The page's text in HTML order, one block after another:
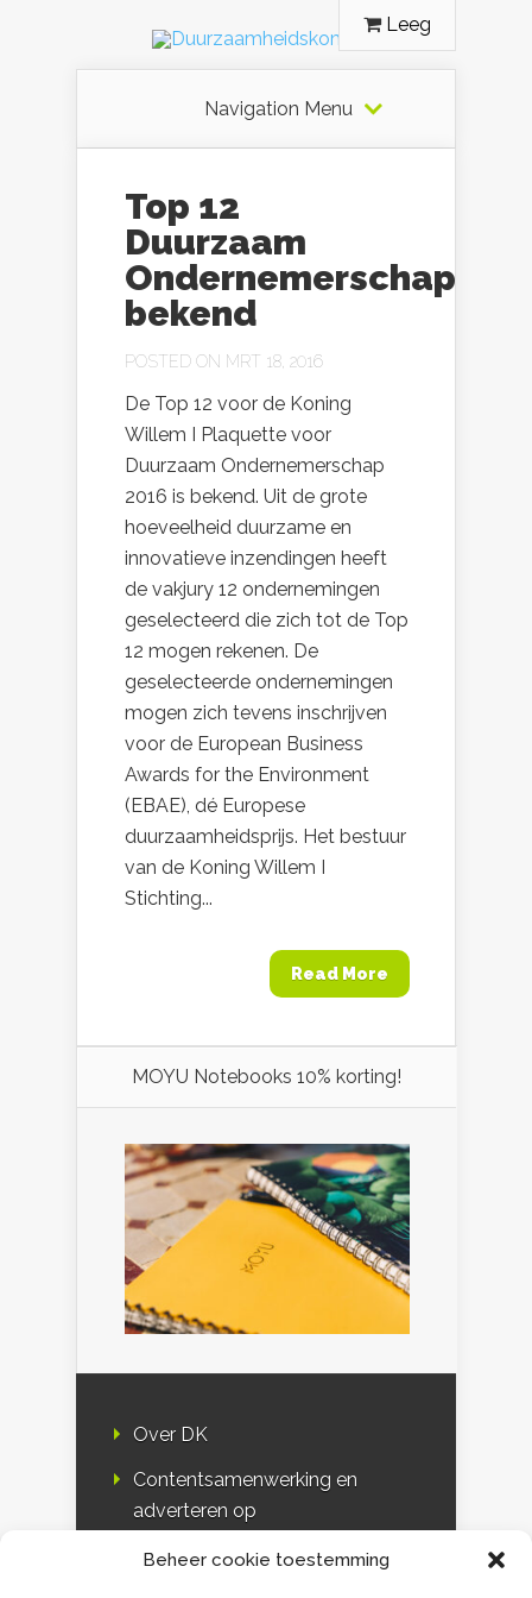
Beheer cookie toestemming
Leeg
Navigation Menu
Top 12
Duurzaam
Ondernemerschap
bekend
POSTED ON MRT 18, 2016
De Top 12 voor de Koning
Willem I Plaquette voor
Duurzaam Ondernemerschap
2016 is bekend. Uit de grote
hoeveelheid duurzame en
innovatieve inzendingen heeft
de vakjury 12 ondernemingen
geselecteerd die zich tot de Top
12 mogen rekenen. De
geselecteerde ondernemingen
mogen zich tevens inschrijven
voor de European Business
Awards for the Environment
(EBAE), dé Europese
duurzaamheidsprijs. Het bestuur
van de Koning Willem I
Stichting...
Read More
MOYU Notebooks 10% korting!
Over DK
Contentsamenwerking en
adverteren op